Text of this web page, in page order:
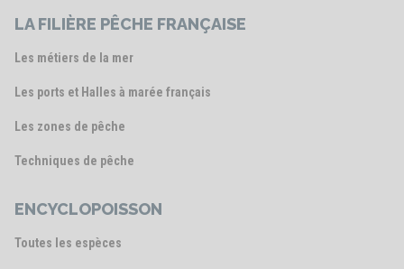
LA FILIÈRE PÊCHE FRANÇAISE
Les métiers de la mer
Les ports et Halles à marée français
Les zones de pêche
Techniques de pêche
ENCYCLOPOISSON
Toutes les espèces